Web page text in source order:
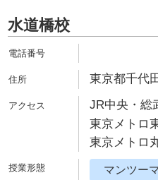
水道橋校
東京都千代
JR中央・総
東京メトロ
東京メトロ
マンツー